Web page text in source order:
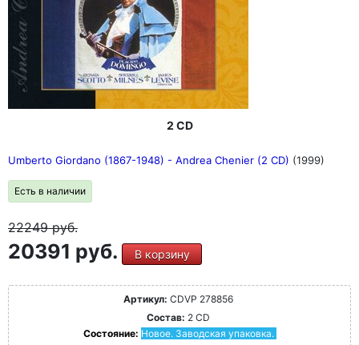
2 CD
Umberto Giordano (1867-1948) - Andrea Chenier (2 CD) (1999)
Есть в наличии
22249руб.
20391 руб. В корзину
Артикул: CDVP 278856
Состав: 2 CD
Состояние: Новое. Заводская упаковка.